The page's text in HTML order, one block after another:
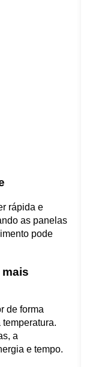
rápida e
as panelas
pode
de forma
a
e tempo.